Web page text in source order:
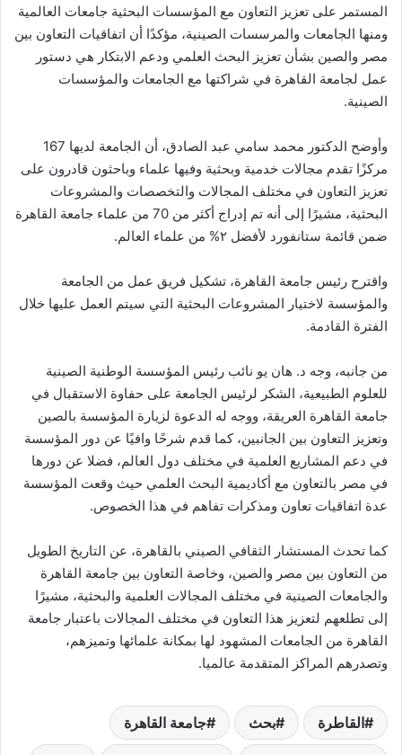
المستمر على تعزيز التعاون مع المؤسسات البحثية جامعات العالمية
ومنها الجامعات والمرسسات الصينية، مؤكدًا أن اتفاقيات التعاون بين
مصر والصين بشأن تعزيز البحث العلمي ودعم الابتكار هي دستور
عمل لجامعة القاهرة في شراكتها مع الجامعات والمؤسسات
الصينية.
وأوضح الدكتور محمد سامي عبد الصادق، أن الجامعة لديها 167
مركزًا تقدم مجالات خدمية وبحثية وفيها علماء وباحثون قادرون على
تعزيز التعاون في مختلف المجالات والتخصصات والمشروعات
البحثية، مشيرًا إلى أنه تم إدراج أكثر من 70 من علماء جامعة القاهرة
ضمن قائمة ستانفورد لأفضل ٢% من علماء العالم.
واقترح رئيس جامعة القاهرة، تشكيل فريق عمل من الجامعة
والمؤسسة لاختيار المشروعات البحثية التي سيتم العمل عليها خلال
الفترة القادمة.
من جانبه، وجه د. هان يو نائب رئيس المؤسسة الوطنية الصينية
للعلوم الطبيعية، الشكر لرئيس الجامعة على حفاوة الاستقبال في
جامعة القاهرة العريقة، ووجه له الدعوة لزيارة المؤسسة بالصين
وتعزيز التعاون بين الجانبين، كما قدم شرحًا وافيًا عن دور المؤسسة
في دعم المشاريع العلمية في مختلف دول العالم، فضلا عن دورها
في مصر بالتعاون مع أكاديمية البحث العلمي حيث وقعت المؤسسة
عدة اتفاقيات تعاون ومذكرات تفاهم في هذا الخصوص.
كما تحدث المستشار الثقافي الصيني بالقاهرة، عن التاريخ الطويل
من التعاون بين مصر والصين، وخاصة التعاون بين جامعة القاهرة
والجامعات الصينية في مختلف المجالات العلمية والبحثية، مشيرًا
إلى تطلعهم لتعزيز هذا التعاون في مختلف المجالات باعتبار جامعة
القاهرة من الجامعات المشهود لها بمكانة علمائها وتميزهم،
وتصدرهم المراكز المتقدمة عالميا.
القاطرة بحث جامعة القاهرة